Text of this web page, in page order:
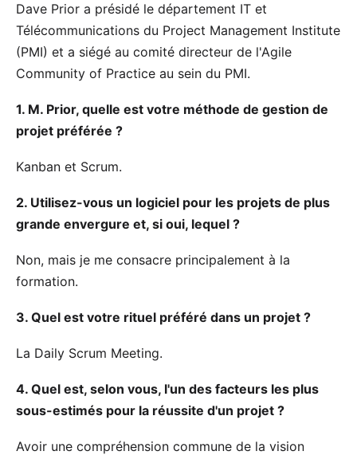
Dave Prior a présidé le département IT et
Télécommunications du Project Management Institute
(PMI) et a siégé au comité directeur de l'Agile
Community of Practice au sein du PMI.
1. M. Prior, quelle est votre méthode de gestion de
projet préférée ?
Kanban et Scrum.
2. Utilisez-vous un logiciel pour les projets de plus
grande envergure et, si oui, lequel ?
Non, mais je me consacre principalement à la
formation.
3. Quel est votre rituel préféré dans un projet ?
La Daily Scrum Meeting.
4. Quel est, selon vous, l'un des facteurs les plus
sous-estimés pour la réussite d'un projet ?
Avoir une compréhension commune de la vision